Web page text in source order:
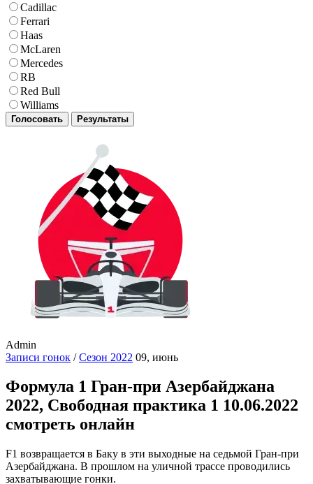
Cadillac
Ferrari
Haas
McLaren
Mercedes
RB
Red Bull
Williams
Голосовать Результаты
Admin
Записи гонок /Сезон 2022 09, июнь
Формула 1 Гран-при Азербайджана
2022, Свободная практика 1 10.06.2022
смотреть онлайн
F1 возвращается в Баку в эти выходные на седьмой Гран-при
Азербайджана. В прошлом на уличной трассе проводились
захватывающие гонки.